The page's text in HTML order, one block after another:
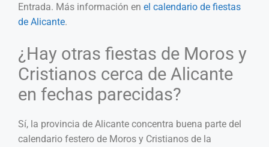
Entrada. Más información en el calendario de fiestas
de Alicante.
¿Hay otras fiestas de Moros y
Cristianos cerca de Alicante
en fechas parecidas?
Sí, la provincia de Alicante concentra buena parte del
calendario festero de Moros y Cristianos de la